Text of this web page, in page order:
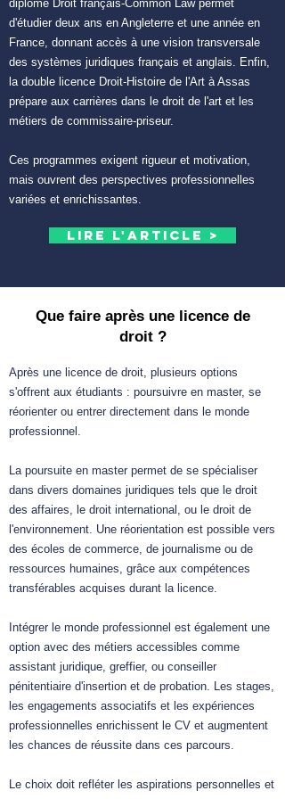
diplôme Droit français-Common Law permet
d'étudier deux ans en Angleterre et une année en
France, donnant accès à une vision transversale
des systèmes juridiques français et anglais. Enfin,
la double licence Droit-Histoire de l'Art à Assas
prépare aux carrières dans le droit de l'art et les
métiers de commissaire-priseur.
Ces programmes exigent rigueur et motivation,
mais ouvrent des perspectives professionnelles
variées et enrichissantes.
Lire l'article >
Que faire après une licence de
droit ?
Après une licence de droit, plusieurs options
s'offrent aux étudiants : poursuivre en master, se
réorienter ou entrer directement dans le monde
professionnel.
La poursuite en master permet de se spécialiser
dans divers domaines juridiques tels que le droit
des affaires, le droit international, ou le droit de
l'environnement. Une réorientation est possible vers
des écoles de commerce, de journalisme ou de
ressources humaines, grâce aux compétences
transférables acquises durant la licence.
Intégrer le monde professionnel est également une
option avec des métiers accessibles comme
assistant juridique, greffier, ou conseiller
pénitentiaire d'insertion et de probation. Les stages,
les engagements associatifs et les expériences
professionnelles enrichissent le CV et augmentent
les chances de réussite dans ces parcours.
Le choix doit refléter les aspirations personnelles et